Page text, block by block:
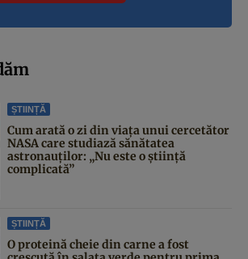
ȘTIINȚĂ
Cum arată o zi din viața unui cercetător
NASA care studiază sănătatea
astronauților: „Nu este o știință
complicată”
ȘTIINȚĂ
O proteină cheie din carne a fost